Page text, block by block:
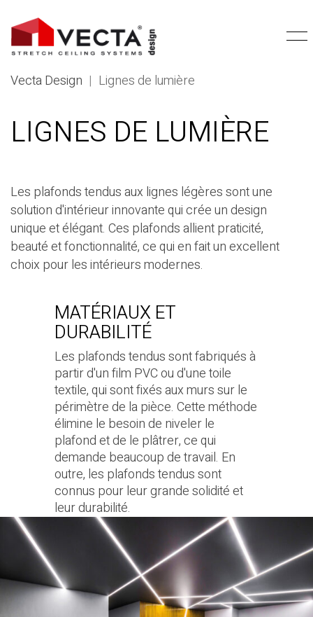
Vecta Design | Lignes de lumière
LIGNES DE LUMIÈRE
Les plafonds tendus aux lignes légères sont une
solution d'intérieur innovante qui crée un design
unique et élégant. Ces plafonds allient praticité,
beauté et fonctionnalité, ce qui en fait un excellent
choix pour les intérieurs modernes.
MATÉRIAUX ET
DURABILITÉ
Les plafonds tendus sont fabriqués à
partir d'un film PVC ou d'une toile
textile, qui sont fixés aux murs sur le
périmètre de la pièce. Cette méthode
élimine le besoin de niveler le
plafond et de le plâtrer, ce qui
demande beaucoup de travail. En
outre, les plafonds tendus sont
connus pour leur grande solidité et
leur durabilité.